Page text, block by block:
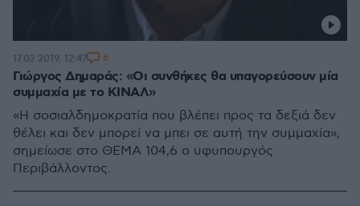
Γιώργος Δημαράς: «Οι συνθήκες θα υπαγορεύσουν μία
συμμαχία με το ΚΙΝΑΛ»
«Η σοσιαλδημοκρατία που βλέπει προς τα δεξιά δεν
θέλει και δεν μπορεί να μπει σε αυτή την συμμαχία»,
σημείωσε στο ΘΕΜΑ 104,6 ο υφυπουργός
Περιβάλλοντος.
17.02.2019, 12:47 6